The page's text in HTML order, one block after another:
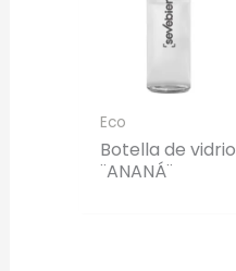
Eco
Botella de vidrio
¨ANANÁ¨